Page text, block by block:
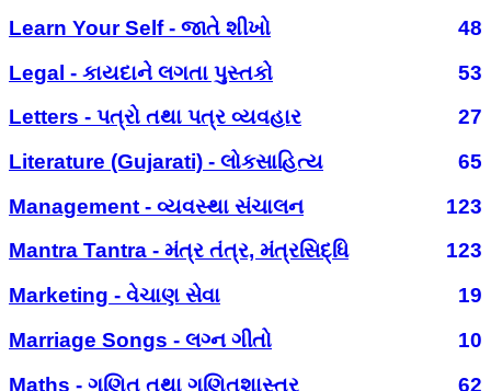
Learn Your Self - જાતે શીખો
48
Legal - કાયદાને લગતા પુસ્તકો
53
Letters - પત્રો તથા પત્ર વ્યવહાર
27
Literature (Gujarati) - લોકસાહિત્ય
65
Management - વ્યવસ્થા સંચાલન
123
Mantra Tantra - મંત્ર તંત્ર, મંત્રસિદ્ધિ
123
Marketing - વેચાણ સેવા
19
Marriage Songs - લગ્ન ગીતો
10
Maths - ગણિત તથા ગણિતશાસ્ત્ર
62